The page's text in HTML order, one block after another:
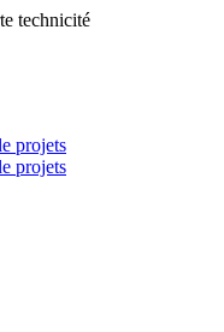
technicité